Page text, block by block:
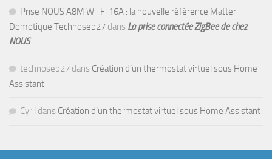
Prise NOUS A8M Wi-Fi 16A : la nouvelle référence Matter -
Domotique Technoseb27 dans La prise connectée ZigBee de chez
NOUS
technoseb27 dans Création d’un thermostat virtuel sous Home
Assistant
Cyril dans Création d’un thermostat virtuel sous Home Assistant